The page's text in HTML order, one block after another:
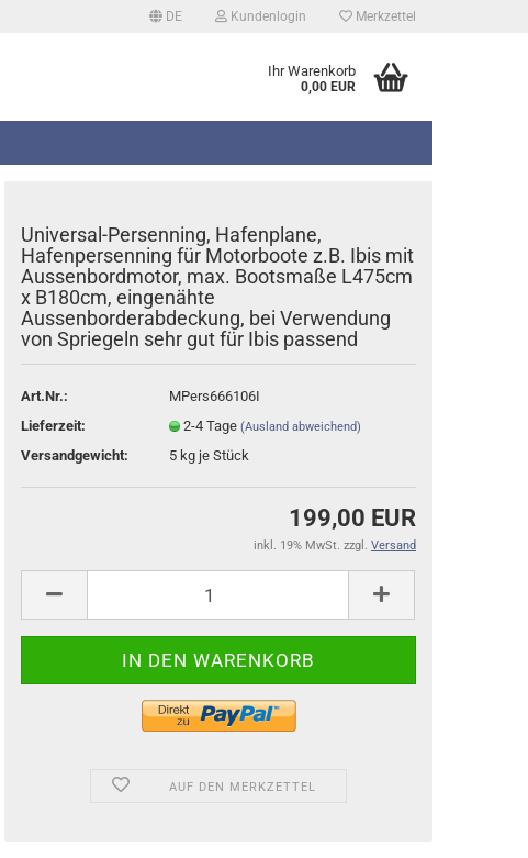
DE Kundenlogin
Konto erstellen
Passwort vergessen?
Merkzettel
Ihr Warenkorb
0,00 EUR
Universal-Persenning, Hafenplane,
Hafenpersenning für Motorboote z.B. Ibis mit
Aussenbordmotor, max. Bootsmaße L475cm
x B180cm, eingenähte
Aussenborderabdeckung, bei Verwendung
von Spriegeln sehr gut für Ibis passend
Art.Nr.:
MPers666106I
Lieferzeit:
2-4 Tage (Ausland abweichend)
Versandgewicht: 5 kg je Stück
199,00 EUR
inkl. 19% MwSt. zzgl. Versand
AUF DEN MERKZETTEL